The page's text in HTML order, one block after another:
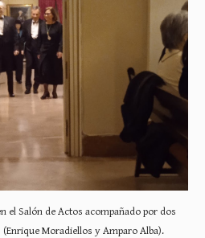
el Salón de Actos acompañado por dos
Moradiellos y Amparo Alba).